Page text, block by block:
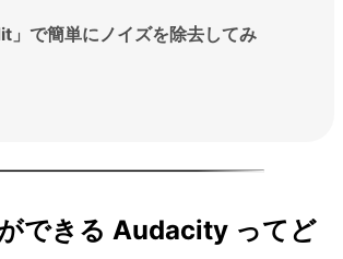
」で簡単にノイズを除去してみ
できる Audacity ってど